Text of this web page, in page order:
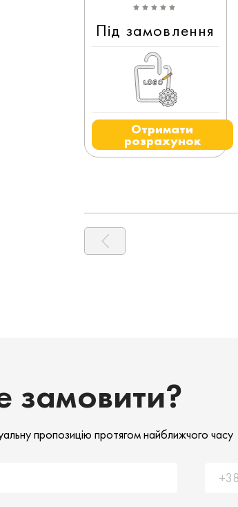
Під замовлення
Отримати
розрахунок
замовити?
пропозицію протягом найближчого часу